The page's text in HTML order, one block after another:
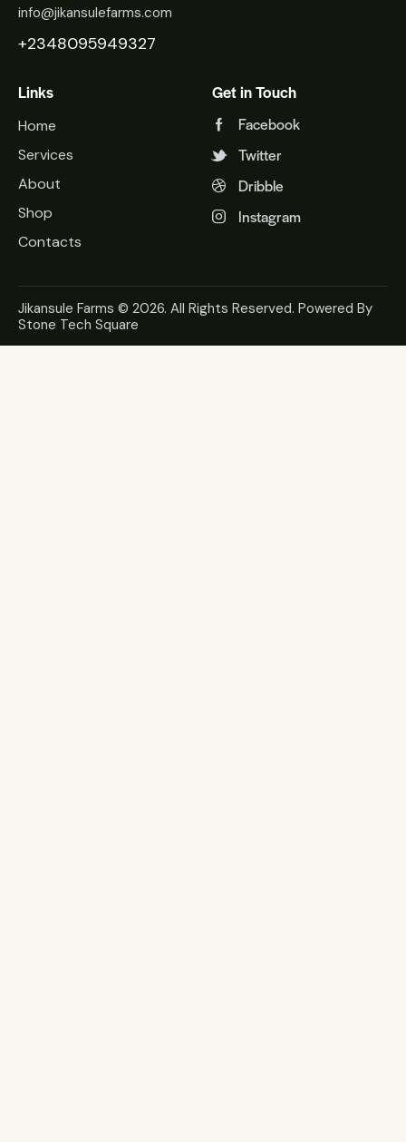
info@jikansulefarms.com
+2348095949327
Links
Home
Services
About
Shop
Contacts
Get in Touch
Facebook
Twitter
Dribble
Instagram
Jikansule Farms © 2026. All Rights Reserved. Powered By
Stone Tech Square